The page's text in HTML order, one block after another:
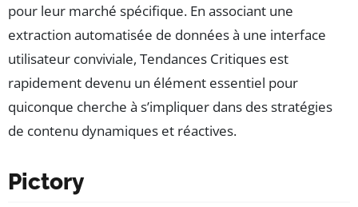
pour leur marché spécifique. En associant une
extraction automatisée de données à une interface
utilisateur conviviale, Tendances Critiques est
rapidement devenu un élément essentiel pour
quiconque cherche à s’impliquer dans des stratégies
de contenu dynamiques et réactives.
Pictory